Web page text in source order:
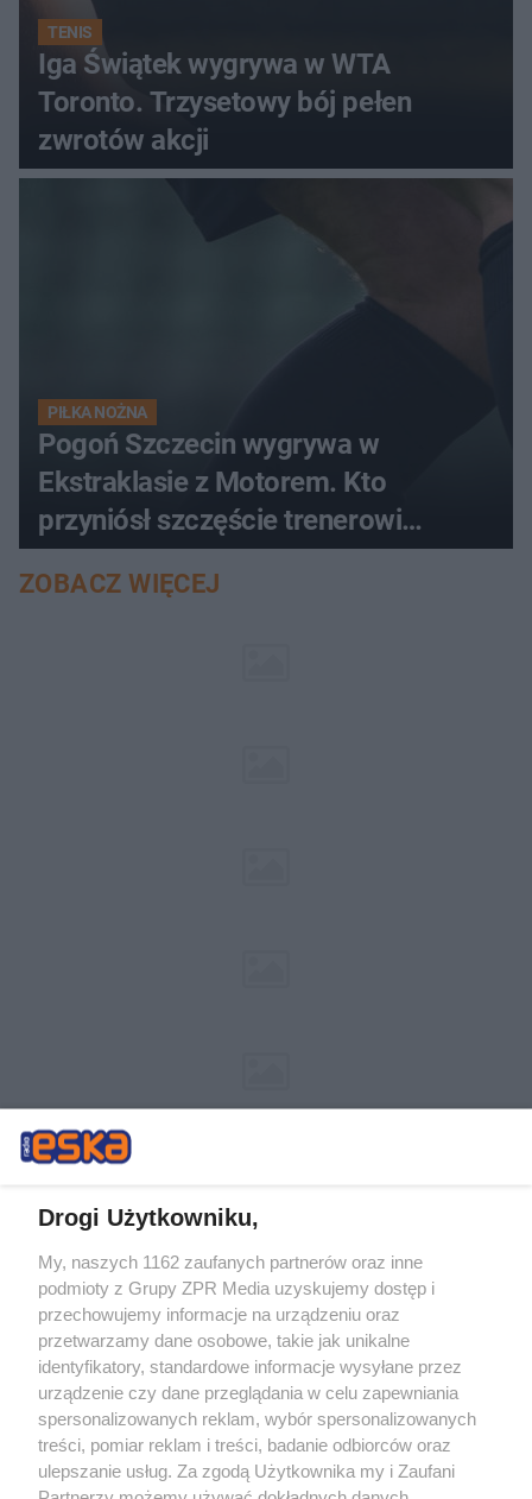
TENIS
Iga Świątek wygrywa w WTA
Toronto. Trzysetowy bój pełen
zwrotów akcji
PIŁKA NOŻNA
Pogoń Szczecin wygrywa w
Ekstraklasie z Motorem. Kto
przyniósł szczęście trenerowi
gospodarzy?
ZOBACZ WIĘCEJ
Żaden utwór zamieszczony w serwisie nie może być powielany i
rozpowszechniany lub dalej rozpowszechniany w jakikolwiek sposób (w
tym także elektroniczny lub mechaniczny) na jakimkolwiek polu
eksploatacji w jakiejkolwiek formie, włącznie z umieszczaniem w
Internecie bez pisemnej zgody właściciela praw. Jakiekolwiek użycie lub
wykorzystanie utworów w całości lub w części z naruszeniem prawa,
tzn. bez właściwej zgody, jest zabronione pod groźbą kary i może być
ścigane prawnie.
Drogi Użytkowniku,
My, naszych 1162 zaufanych partnerów oraz inne
podmioty z Grupy ZPR Media uzyskujemy dostęp i
przechowujemy informacje na urządzeniu oraz
przetwarzamy dane osobowe, takie jak unikalne
identyfikatory, standardowe informacje wysyłane przez
urządzenie czy dane przeglądania w celu zapewniania
spersonalizowanych reklam, wybór spersonalizowanych
treści, pomiar reklam i treści, badanie odbiorców oraz
ulepszanie usług. Za zgodą Użytkownika my i Zaufani